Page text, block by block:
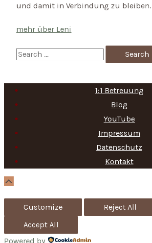
Vollmond
und damit in Verbindung zu bleiben.
mehr über Leni
S
a
h
f
o
1:1 Betreuung
Blog
YouTube
Impressum
Datenschutz
Kontakt
Customize
Reject All
Accept All
Powered by